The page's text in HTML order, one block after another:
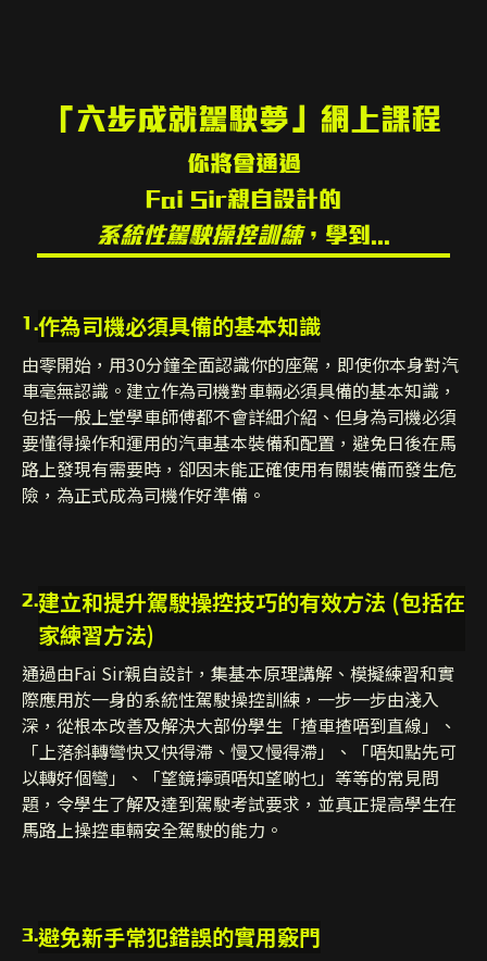
「六步成就駕駛夢」網上課程
你將會通過
Fai Sir親自設計的
系統性駕駛操控訓練，學到...
1. 作為司機必須具備的基本知識
由零開始，用30分鐘全面認識你的座駕，即使你本身對汽
車毫無認識。建立作為司機對車輛必須具備的基本知識，
包括一般上堂學車師傅都不會詳細介紹、但身為司機必須
要懂得操作和運用的汽車基本裝備和配置，避免日後在馬
路上發現有需要時，卻因未能正確使用有關裝備而發生危
險，為正式成為司機作好準備。
2. 建立和提升駕駛操控技巧的有效方法 (包括在
家練習方法)
通過由Fai Sir親自設計，集基本原理講解、模擬練習和實
際應用於一身的系統性駕駛操控訓練，一步一步由淺入
深，從根本改善及解決大部份學生「揸車揸唔到直線」、
「上落斜轉彎快又快得滯、慢又慢得滯」、「唔知點先可
以轉好個彎」、「望鏡擰頭唔知望啲乜」等等的常見問
題，令學生了解及達到駕駛考試要求，並真正提高學生在
馬路上操控車輛安全駕駛的能力。
3. 避免新手常犯錯誤的實用竅門